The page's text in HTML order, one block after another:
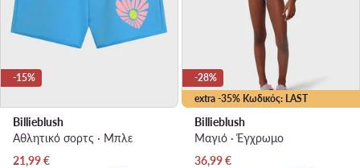
-15%
Billieblush
Αθλητικό σορτς · Μπλε
Τρέχουσα τιμή
21,99€
extra -35% Κωδικός: LAST
-28%
Billieblush
Μαγιό · Έγχρωμο
Τρέχουσα τιμή
36,99€